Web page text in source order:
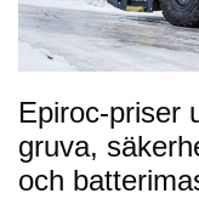
Epiroc-priser
gruva,
och